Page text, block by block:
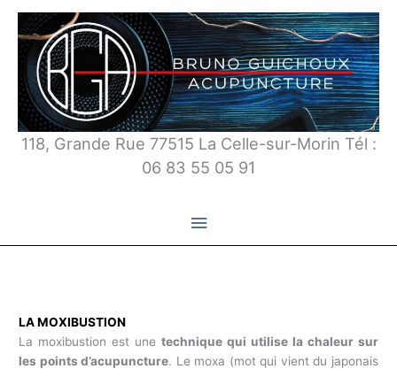
contenu
118, Grande Rue 77515 La Celle-sur-Morin Tél :
06 83 55 05 91
Menu
LA MOXIBUSTION
La moxibustion est unetechnique qui utilise la chaleur sur
les points d’acupuncture. Le moxa (mot qui vient du japonais